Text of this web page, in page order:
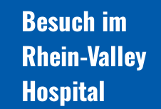
Besuch im
Rhein-Valley
Hospital